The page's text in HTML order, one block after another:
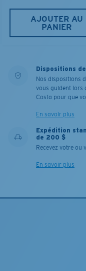
AJOUTER AU
PANIER
Dispositions
Nos dispositions
vous guident lors
Costa pour que
En savoir plus
Expédition
de 200 $
Recevez votre ou
En savoir plus